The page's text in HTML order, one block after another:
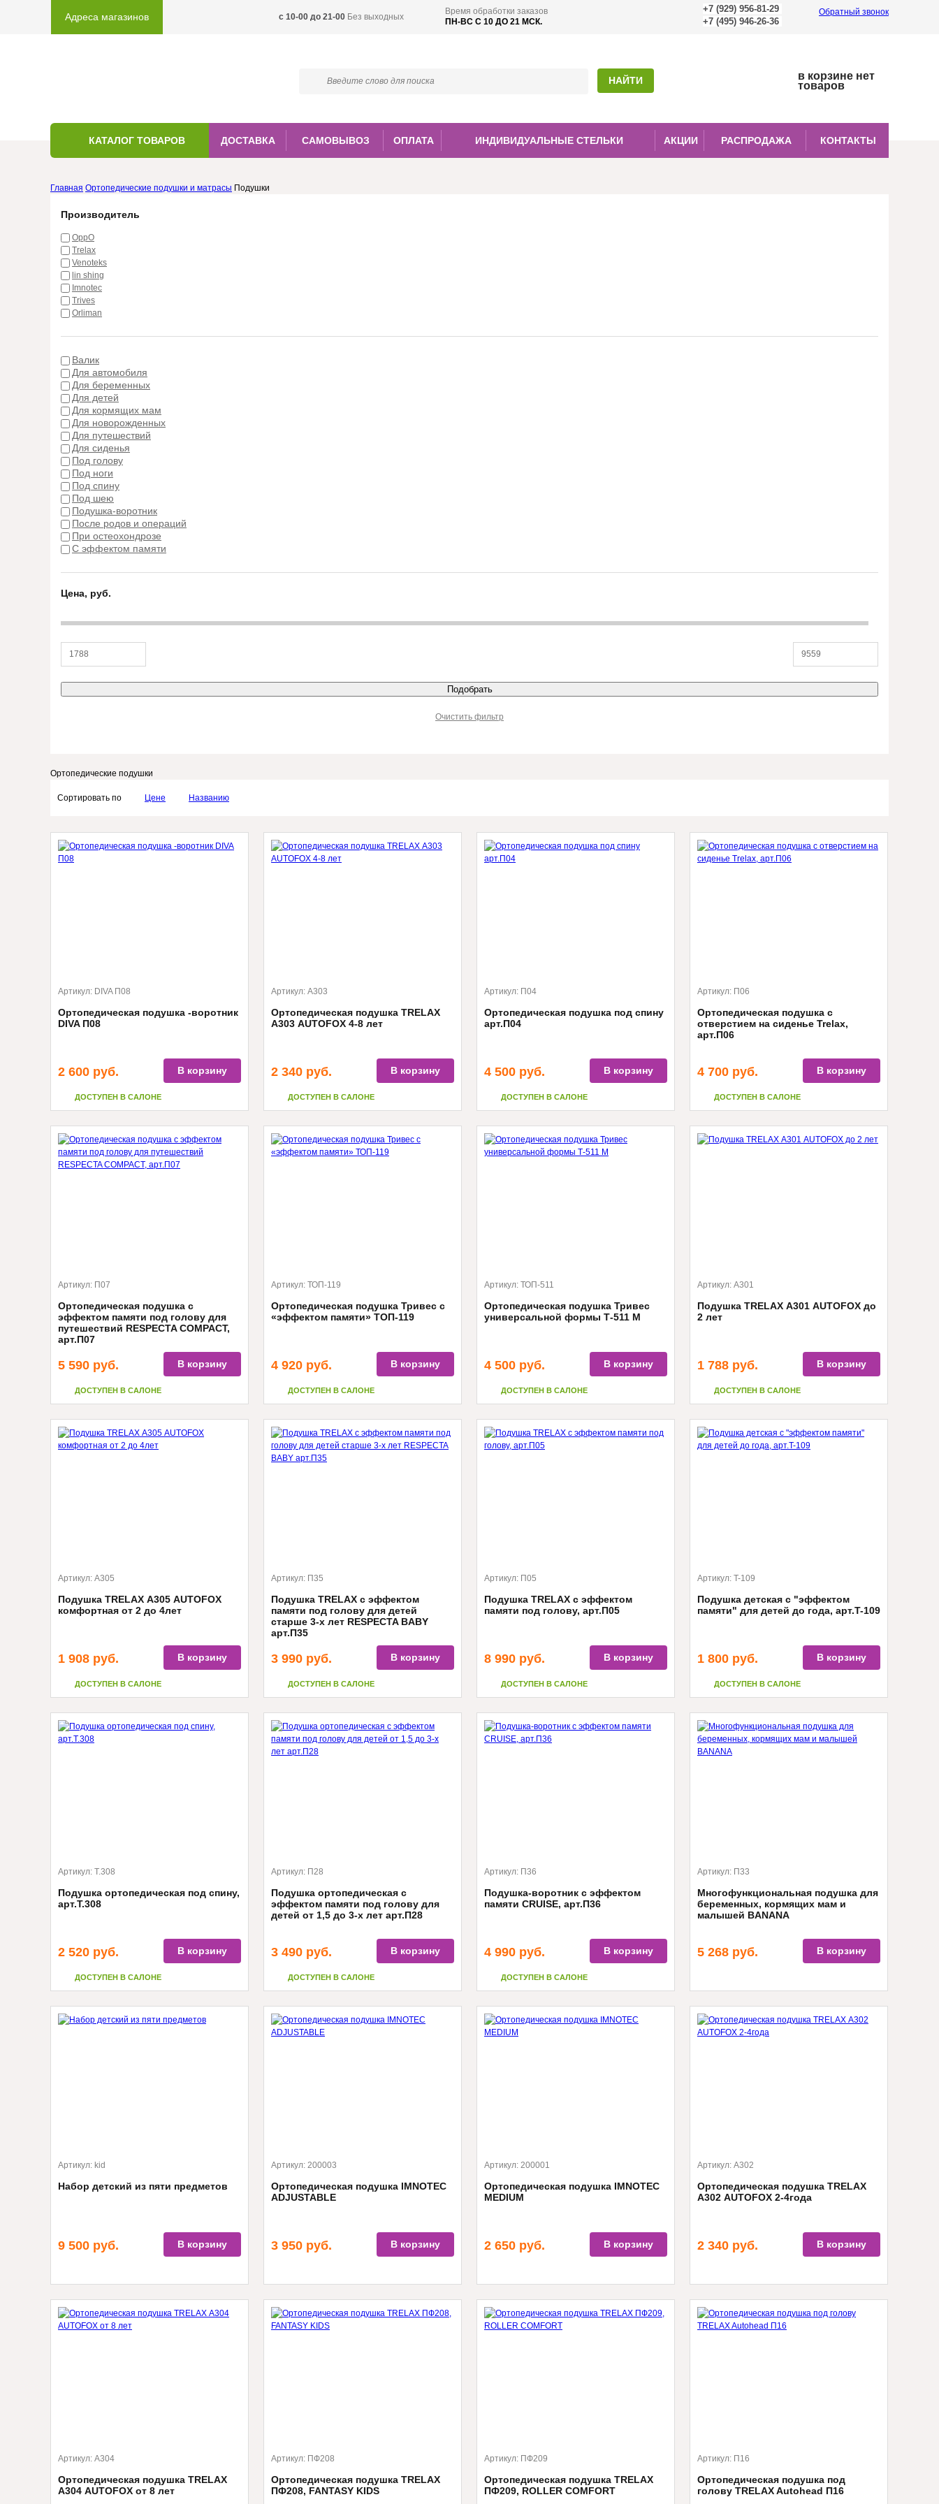
Адреса магазинов c 10-00 до 21-00 Без выходных
Время обработки заказов
ПН-ВС С 10 ДО 21 МСК.
+7 (929) 956-81-29
+7 (495) 946-26-36
Обратный звонок
в корзине нет
товаров
КАТАЛОГ ТОВАРОВ ДОСТАВКА САМОВЫВОЗ ОПЛАТА ИНДИВИДУАЛЬНЫЕ СТЕЛЬКИ АКЦИИ РАСПРОДАЖА КОНТАКТЫ
Главная Ортопедические подушки и матрасы Подушки
Производитель
OppO
Trelax
Venoteks
lin shing
Imnotec
Trives
Orliman
Валик
Для автомобиля
Для беременных
Для детей
Для кормящих мам
Для новорожденных
Для путешествий
Для сиденья
Под голову
Под ноги
Под спину
Под шею
Подушка-воротник
После родов и операций
При остеохондрозе
С эффектом памяти
Цена, руб.
Очистить фильтр
Ортопедические подушки
Сортировать по Цене Названию
Артикул: DIVA П08
Ортопедическая подушка -воротник
DIVA П08
2 600 руб. В корзину
ДОСТУПЕН В САЛОНЕ
Артикул: А303
Ортопедическая подушка TRELAX
А303 AUTOFOX 4-8 лет
2 340 руб. В корзину
ДОСТУПЕН В САЛОНЕ
Артикул: П04
Ортопедическая подушка под спину
арт.П04
4 500 руб. В корзину
ДОСТУПЕН В САЛОНЕ
Артикул: П06
Ортопедическая подушка с
отверстием на сиденье Trelax,
арт.П06
4 700 руб. В корзину
ДОСТУПЕН В САЛОНЕ
Артикул: П07
Ортопедическая подушка с
эффектом памяти под голову для
путешествий RESPECTA COMPACT,
арт.П07
5 590 руб. В корзину
ДОСТУПЕН В САЛОНЕ
Артикул: ТОП-119
Ортопедическая подушка Тривес с
«эффектом памяти» ТОП-119
4 920 руб. В корзину
ДОСТУПЕН В САЛОНЕ
Артикул: ТОП-511
Ортопедическая подушка Тривес
универсальной формы Т-511 М
4 500 руб. В корзину
ДОСТУПЕН В САЛОНЕ
Артикул: А301
Подушка TRELAX А301 AUTOFOX до
2 лет
1 788 руб. В корзину
ДОСТУПЕН В САЛОНЕ
Артикул: А305
Подушка TRELAX А305 AUTOFOX
комфортная от 2 до 4лет
1 908 руб. В корзину
ДОСТУПЕН В САЛОНЕ
Артикул: П35
Подушка TRELAX с эффектом
памяти под голову для детей
старше 3-х лет RESPECTA BABY
арт.П35
3 990 руб. В корзину
ДОСТУПЕН В САЛОНЕ
Артикул: П05
Подушка TRELAX с эффектом
памяти под голову, арт.П05
8 990 руб. В корзину
ДОСТУПЕН В САЛОНЕ
Артикул: T-109
Подушка детская с "эффектом
памяти" для детей до года, арт.T-109
1 800 руб. В корзину
ДОСТУПЕН В САЛОНЕ
Артикул: Т.308
Подушка ортопедическая под спину,
арт.Т.308
2 520 руб. В корзину
ДОСТУПЕН В САЛОНЕ
Артикул: П28
Подушка ортопедическая с
эффектом памяти под голову для
детей от 1,5 до 3-х лет арт.П28
3 490 руб. В корзину
ДОСТУПЕН В САЛОНЕ
Артикул: П36
Подушка-воротник с эффектом
памяти CRUISE, арт.П36
4 990 руб. В корзину
ДОСТУПЕН В САЛОНЕ
Артикул: П33
Многофункциональная подушка для
беременных, кормящих мам и
малышей BANANA
5 268 руб. В корзину
Артикул: kid
Набор детский из пяти предметов
9 500 руб. В корзину
Артикул: 200003
Ортопедическая подушка IMNOTEC
ADJUSTABLE
3 950 руб. В корзину
Артикул: 200001
Ортопедическая подушка IMNOTEC
MEDIUM
2 650 руб. В корзину
Артикул: А302
Ортопедическая подушка TRELAX
А302 AUTOFOX 2-4года
2 340 руб. В корзину
Артикул: А304
Ортопедическая подушка TRELAX
А304 AUTOFOX от 8 лет
Артикул: ПФ208
Ортопедическая подушка TRELAX
ПФ208, FANTASY KIDS
Артикул: ПФ209
Ортопедическая подушка TRELAX
ПФ209, ROLLER COMFORT
Артикул: П16
Ортопедическая подушка под
голову TRELAX Autohead П16